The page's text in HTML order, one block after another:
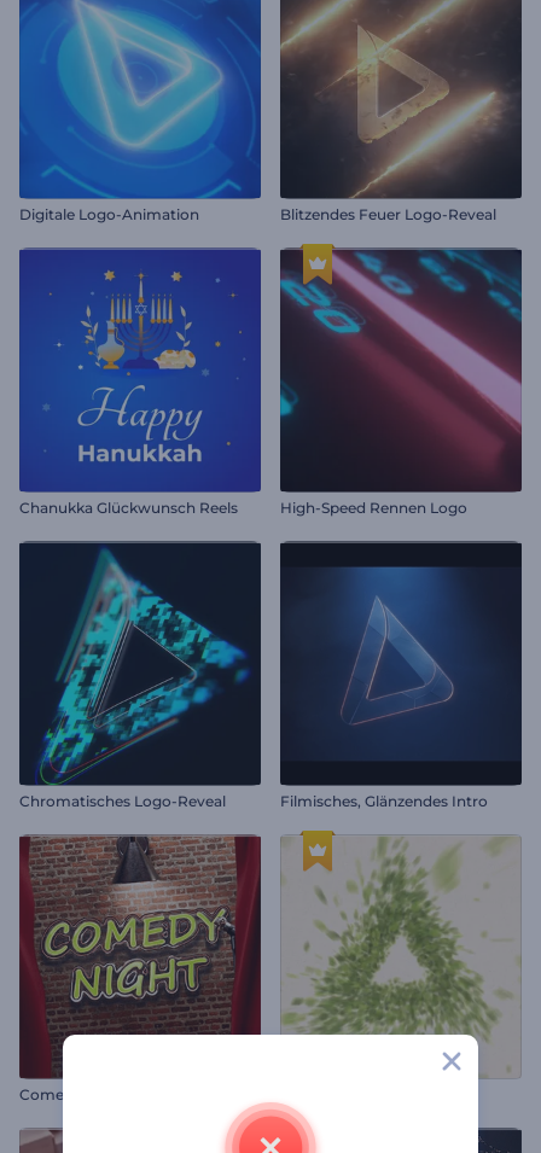
Digitale Logo-Animation Blitzendes Feuer Logo-Reveal
Chanukka Glückwunsch Reels High-Speed Rennen Logo
Chromatisches Logo-Reveal Filmisches, Glänzendes Intro
Comedy-Show-Intro